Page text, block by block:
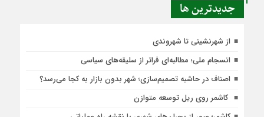
جديدترين ها
از شهرنشینی تا شهروندی
انسجام ملی؛ مطالبه‌ای فراتر از سلیقه‌های سیاسی
اصناف در حاشیه تصمیم‌سازی؛ شهر بدون بازار به کجا می‌رسد؟
کاشمر روی ریل توسعه متوازن